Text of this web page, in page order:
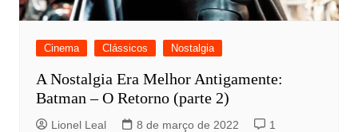
Cinema Clássicos Nostalgia
A Nostalgia Era Melhor Antigamente:
Batman – O Retorno (parte 2)
Lionel Leal 8 de março de 2022 1